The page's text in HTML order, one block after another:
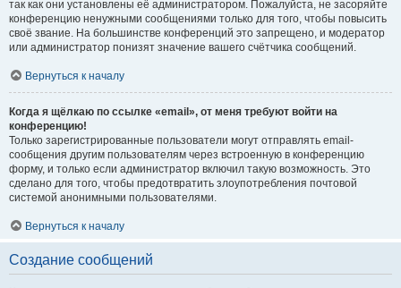
так как они установлены её администратором. Пожалуйста, не засоряйте
конференцию ненужными сообщениями только для того, чтобы повысить
своё звание. На большинстве конференций это запрещено, и модератор
или администратор понизят значение вашего счётчика сообщений.
Вернуться к началу
Когда я щёлкаю по ссылке «email», от меня требуют войти на
конференцию!
Только зарегистрированные пользователи могут отправлять email-
сообщения другим пользователям через встроенную в конференцию
форму, и только если администратор включил такую возможность. Это
сделано для того, чтобы предотвратить злоупотребления почтовой
системой анонимными пользователями.
Вернуться к началу
Создание сообщений